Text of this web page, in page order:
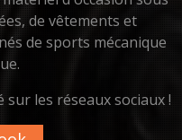
de vêtements et
de sports mécanique
les réseaux sociaux !